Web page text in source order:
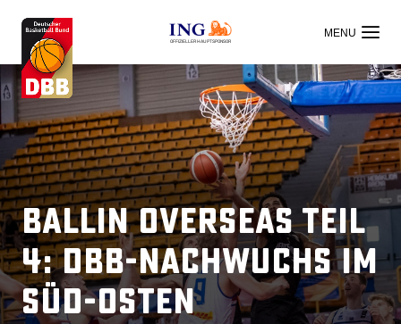
OFFIZIELLER HAUPTSPONSOR
Ballin Overseas Teil
4: DBB-Nachwuchs im
Süd-Osten